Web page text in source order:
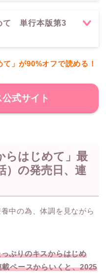
て 単行本版第3
」が90%オフで読める！
式サイト
らはじめて」最
）の発売日、連
中の為、体調を見ながら
ぷりのキスからはじめ
ペースからいくと、2025